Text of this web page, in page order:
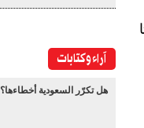
آراء وكتابات
هل تكرّر السعودية أخطاءها؟